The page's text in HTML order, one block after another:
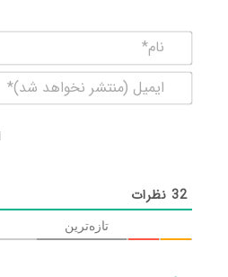
32 نظرات
تازه‌ترین